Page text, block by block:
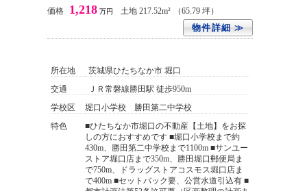
価格 1,218 万円 土地 217.52m² （65.79 坪）
物件詳細 ≫
所在地
茨城県ひたちなか市 堀口
交通
ＪＲ常磐線勝田駅 徒歩950m
学校区
堀口小学校 勝田第二中学校
特色
■ひたちなか市堀口の不動産【土地】をお探
しの方におすすめです ■堀口小学校まで約
430m、勝田第二中学校まで1100m ■サンユー
ストア堀口店まで350m、勝田堀口郵便局ま
で750m、ドラッグストアコスモス堀口店ま
で400m ■セットバック要、公営水道引込有 ■